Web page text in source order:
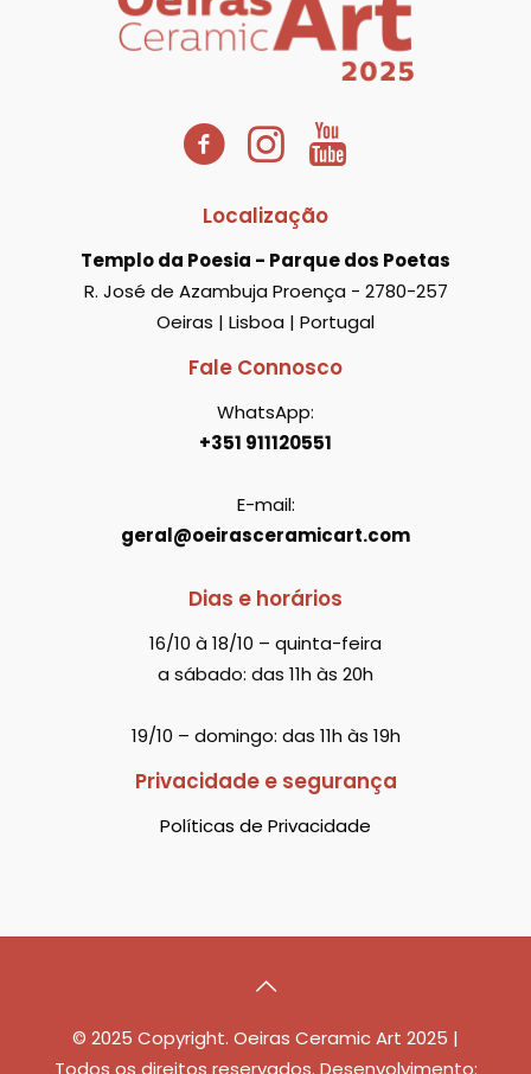
Localização
Templo da Poesia - Parque dos Poetas
R. José de Azambuja Proença - 2780-257
Oeiras | Lisboa | Portugal
Fale Connosco
WhatsApp:
+351 911120551
E-mail:
geral@oeirasceramicart.com
Dias e horários
16/10 à 18/10 – quinta-feira
a sábado: das 11h às 20h
19/10 – domingo: das 11h às 19h
Privacidade e segurança
Políticas de Privacidade
© 2025 Copyright. Oeiras Ceramic Art 2025 |
Todos os direitos reservados. Desenvolvimento: